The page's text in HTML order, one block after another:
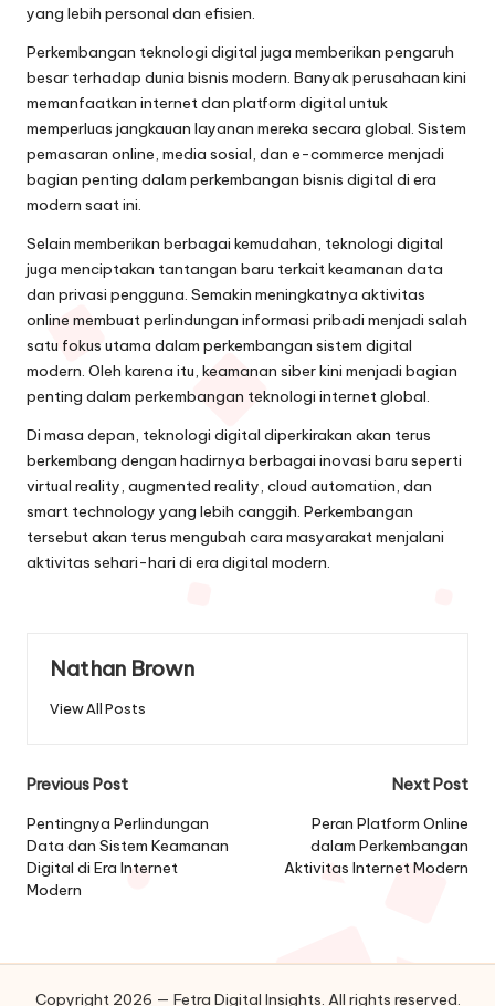
yang lebih personal dan efisien.
Perkembangan teknologi digital juga memberikan pengaruh
besar terhadap dunia bisnis modern. Banyak perusahaan kini
memanfaatkan internet dan platform digital untuk
memperluas jangkauan layanan mereka secara global. Sistem
pemasaran online, media sosial, dan e-commerce menjadi
bagian penting dalam perkembangan bisnis digital di era
modern saat ini.
Selain memberikan berbagai kemudahan, teknologi digital
juga menciptakan tantangan baru terkait keamanan data
dan privasi pengguna. Semakin meningkatnya aktivitas
online membuat perlindungan informasi pribadi menjadi salah
satu fokus utama dalam perkembangan sistem digital
modern. Oleh karena itu, keamanan siber kini menjadi bagian
penting dalam perkembangan teknologi internet global.
Di masa depan, teknologi digital diperkirakan akan terus
berkembang dengan hadirnya berbagai inovasi baru seperti
virtual reality, augmented reality, cloud automation, dan
smart technology yang lebih canggih. Perkembangan
tersebut akan terus mengubah cara masyarakat menjalani
aktivitas sehari-hari di era digital modern.
Nathan Brown
View All Posts
Post
navigation
Previous Post
Pentingnya Perlindungan
Data dan Sistem Keamanan
Digital di Era Internet
Modern
Next Post
Peran Platform Online
dalam Perkembangan
Aktivitas Internet Modern
Copyright 2026 — Fetra Digital Insights. All rights reserved.